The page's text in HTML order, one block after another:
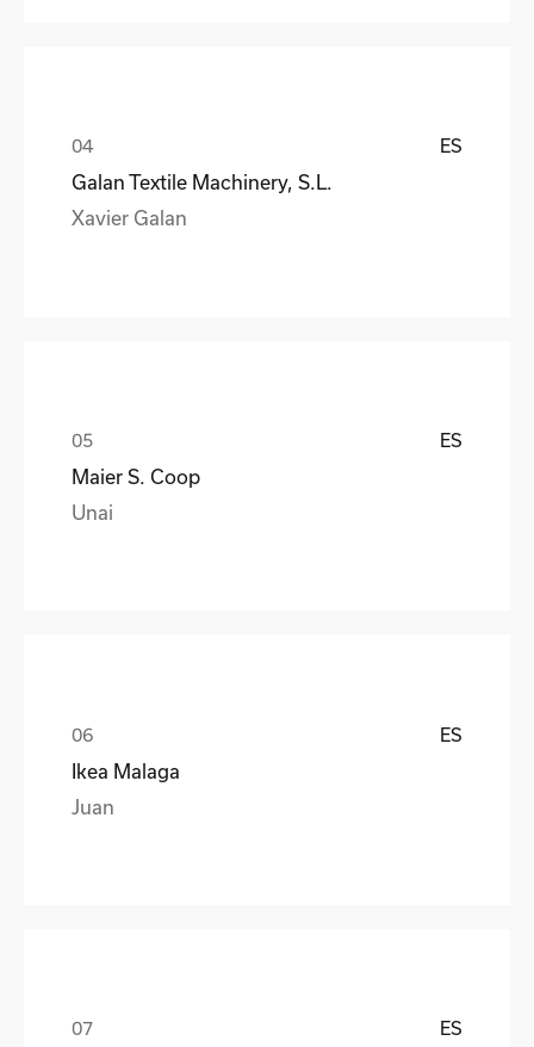
ES
Galan Textile Machinery, S.L.
Xavier Galan
ES
Maier S. Coop
Unai
ES
Ikea Malaga
Juan
ES